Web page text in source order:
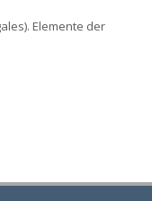
Elemente der